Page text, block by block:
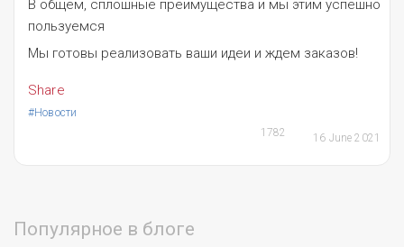
В общем, сплошные преимущества и мы этим успешно
пользуемся
Мы готовы реализовать ваши идеи и ждем заказов!
Share
#Новости
16 June 2021
1782
Популярное в блоге